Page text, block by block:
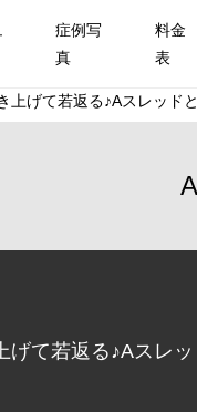
症例写
真
料金
表
上げて若返る♪Aスレッド
げて若返る♪Aスレ